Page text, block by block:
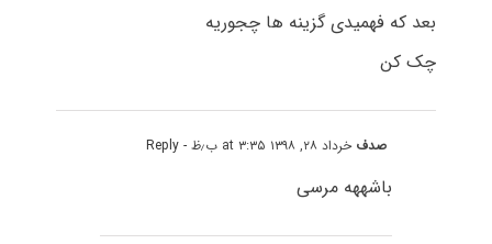
بعد که فهمیدی گزینه ها چجوریه
چک کن
صدف خرداد ۲۸, ۱۳۹۸ at ۳:۳۵ ب٫ظ - Reply
باشههه مرسی